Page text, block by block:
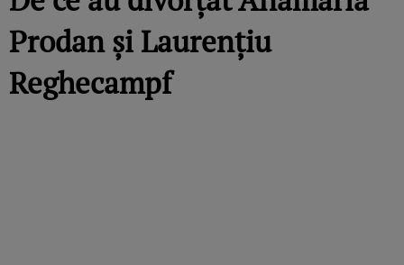
Prodan și Laurențiu
Reghecampf